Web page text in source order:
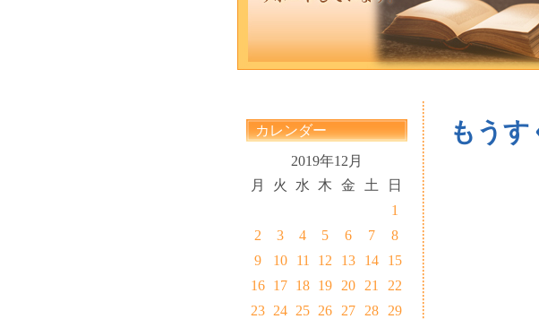
カレンダー
2019年12月
月
火 水 木 金 土 日
1
2
3 4 5 6 7
8
9
10 11 12 13 14
15
16 17 18 19 20 21
22
23 24 25 26 27 28
29
もう